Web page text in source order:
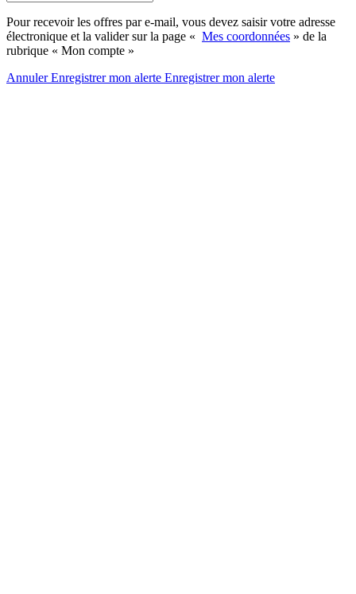
Pour recevoir les offres par e-mail, vous devez saisir votre adresse
électronique et la valider sur la page « Mes coordonnées » de la
rubrique « Mon compte »
AnnulerEnregistrer mon alerte Enregistrermon alerte